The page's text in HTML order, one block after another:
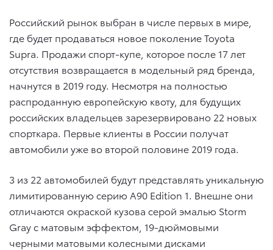
Российский рынок выбран в числе первых в мире,
где будет продаваться новое поколение Toyota
Supra. Продажи спорт-купе, которое после 17 лет
отсутствия возвращается в модельный ряд бренда,
начнутся в 2019 году. Несмотря на полностью
распроданную европейскую квоту, для будущих
российских владельцев зарезервировано 22 новых
спорткара. Первые клиенты в России получат
автомобили уже во второй половине 2019 года.
3 из 22 автомобилей будут представлять уникальную
лимитированную серию A90 Edition 1. Внешне они
отличаются окраской кузова серой эмалью Storm
Gray с матовым эффектом, 19-дюймовыми
черными матовыми колесными дисками